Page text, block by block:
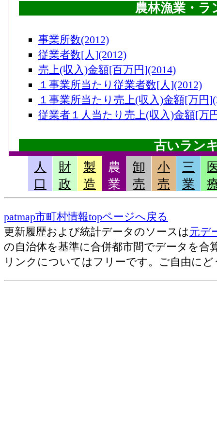
農林漁業・ラ
事業所数(2012)
従業者数[人](2012)
売上(収入)金額[百万円](2014)
１事業所当たり従業者数[人](2012)
１事業所当たり売上(収入)金額[万円
従業者１人当たり売上(収入)金額[万
古いラン
畜産産出額・小計[千万円](2006)
果実産出額[千万円](2006)
耕種産出額・小計[千万円](2006)
農業産出額・総計[千万円](2006)
野菜産出額[千万円](2006)
売上(収入)金額[百万円](2012)
人
口
財
政
製
造
農
業
卸
売
小
売
三
業
patmap市町村情報topページへ戻る
更新履歴および統計データのソースは元デ
の自治体を基準に合併都市間でデータを合
リンクについてはフリーです。ご自由にど